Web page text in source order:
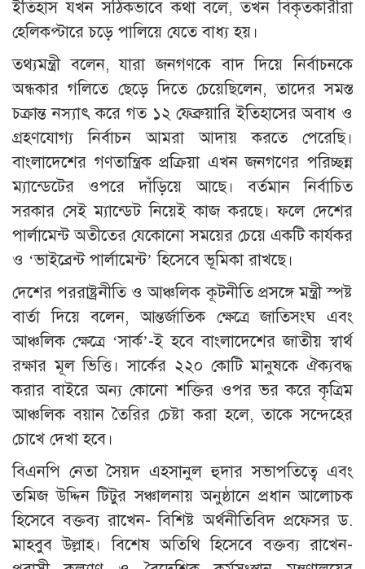
ইতিহাস যখন সঠিকভাবে কথা বলে, তখন বিকৃতকারীরা
হেলিকপ্টারে চড়ে পালিয়ে যেতে বাধ্য হয়।
তথ্যমন্ত্রী বলেন, যারা জনগণকে বাদ দিয়ে নির্বাচনকে
অন্ধকার গলিতে ছেড়ে দিতে চেয়েছিলেন, তাদের সমস্ত
চক্রান্ত নস্যাৎ করে গত ১২ ফেব্রুয়ারি ইতিহাসের অবাধ ও
গ্রহণযোগ্য নির্বাচন আমরা আদায় করতে পেরেছি।
বাংলাদেশের গণতান্ত্রিক প্রক্রিয়া এখন জনগণের পরিচ্ছন্ন
ম্যান্ডেটের ওপরে দাঁড়িয়ে আছে। বর্তমান নির্বাচিত
সরকার সেই ম্যান্ডেট নিয়েই কাজ করছে। ফলে দেশের
পার্লামেন্ট অতীতের যেকোনো সময়ের চেয়ে একটি কার্যকর
ও ‘ভাইব্রেন্ট পার্লামেন্ট’ হিসেবে ভূমিকা রাখছে।
দেশের পররাষ্ট্রনীতি ও আঞ্চলিক কূটনীতি প্রসঙ্গে মন্ত্রী স্পষ্ট
বার্তা দিয়ে বলেন, আন্তর্জাতিক ক্ষেত্রে জাতিসংঘ এবং
আঞ্চলিক ক্ষেত্রে ‘সার্ক’-ই হবে বাংলাদেশের জাতীয় স্বার্থ
রক্ষার মূল ভিত্তি। সার্কের ২২০ কোটি মানুষকে ঐক্যবদ্ধ
করার বাইরে অন্য কোনো শক্তির ওপর ভর করে কৃত্রিম
আঞ্চলিক বয়ান তৈরির চেষ্টা করা হলে, তাকে সন্দেহের
চোখে দেখা হবে।
বিএনপি নেতা সৈয়দ এহসানুল হুদার সভাপতিত্বে এবং
তমিজ উদ্দিন টিটুর সঞ্চালনায় অনুষ্ঠানে প্রধান আলোচক
হিসেবে বক্তব্য রাখেন- বিশিষ্ট অর্থনীতিবিদ প্রফেসর ড.
মাহবুব উল্লাহ। বিশেষ অতিথি হিসেবে বক্তব্য রাখেন-